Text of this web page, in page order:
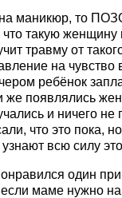
маникюр, то
что такую женщину
травму от
на чувство
ребёнок
же появлялись
и ничего не
что это пока,
узнают всю силу
один
маме нужно